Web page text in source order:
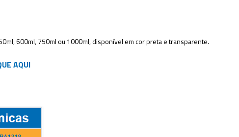
600ml, 750ml ou 1000ml, disponível em cor preta e transparente.
AQUI